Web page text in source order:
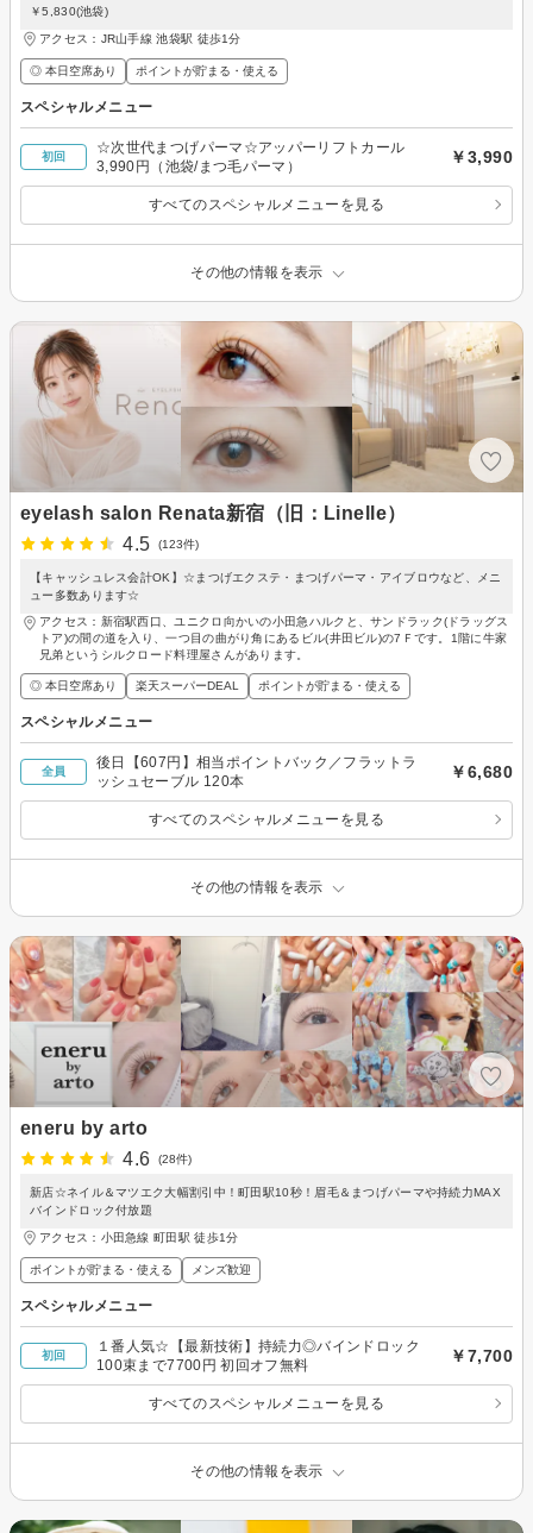
￥5,830(池袋)
アクセス：JR山手線 池袋駅 徒歩1分
◎ 本日空席あり ポイントが貯まる・使える
スペシャルメニュー
初回
☆次世代まつげパーマ☆アッパーリフトカール
3,990円（池袋/まつ毛パーマ）
￥3,990
すべてのスペシャルメニューを見る
その他の情報を表示
eyelash salon Renata新宿（旧：Linelle）
4.5
(123件)
【キャッシュレス会計OK】☆まつげエクステ・まつげパーマ・アイブロウなど、メニ
ュー多数あります☆
アクセス：新宿駅西口、ユニクロ向かいの小田急ハルクと、サンドラック(ドラッグス
トア)の間の道を入り、一つ目の曲がり角にあるビル(井田ビル)の7Ｆです。1階に牛家
兄弟というシルクロード料理屋さんがあります。
◎ 本日空席あり 楽天スーパーDEAL ポイントが貯まる・使える
スペシャルメニュー
全員
後日【607円】相当ポイントバック／フラットラ
ッシュセーブル 120本
￥6,680
すべてのスペシャルメニューを見る
その他の情報を表示
eneru by arto
4.6
(28件)
新店☆ネイル＆マツエク大幅割引中！町田駅10秒！眉毛＆まつげパーマや持続力MAX
バインドロック付放題
アクセス：小田急線 町田駅 徒歩1分
ポイントが貯まる・使える メンズ歓迎
スペシャルメニュー
初回
１番人気☆【最新技術】持続力◎バインドロック
100束まで7700円 初回オフ無料
￥7,700
すべてのスペシャルメニューを見る
その他の情報を表示